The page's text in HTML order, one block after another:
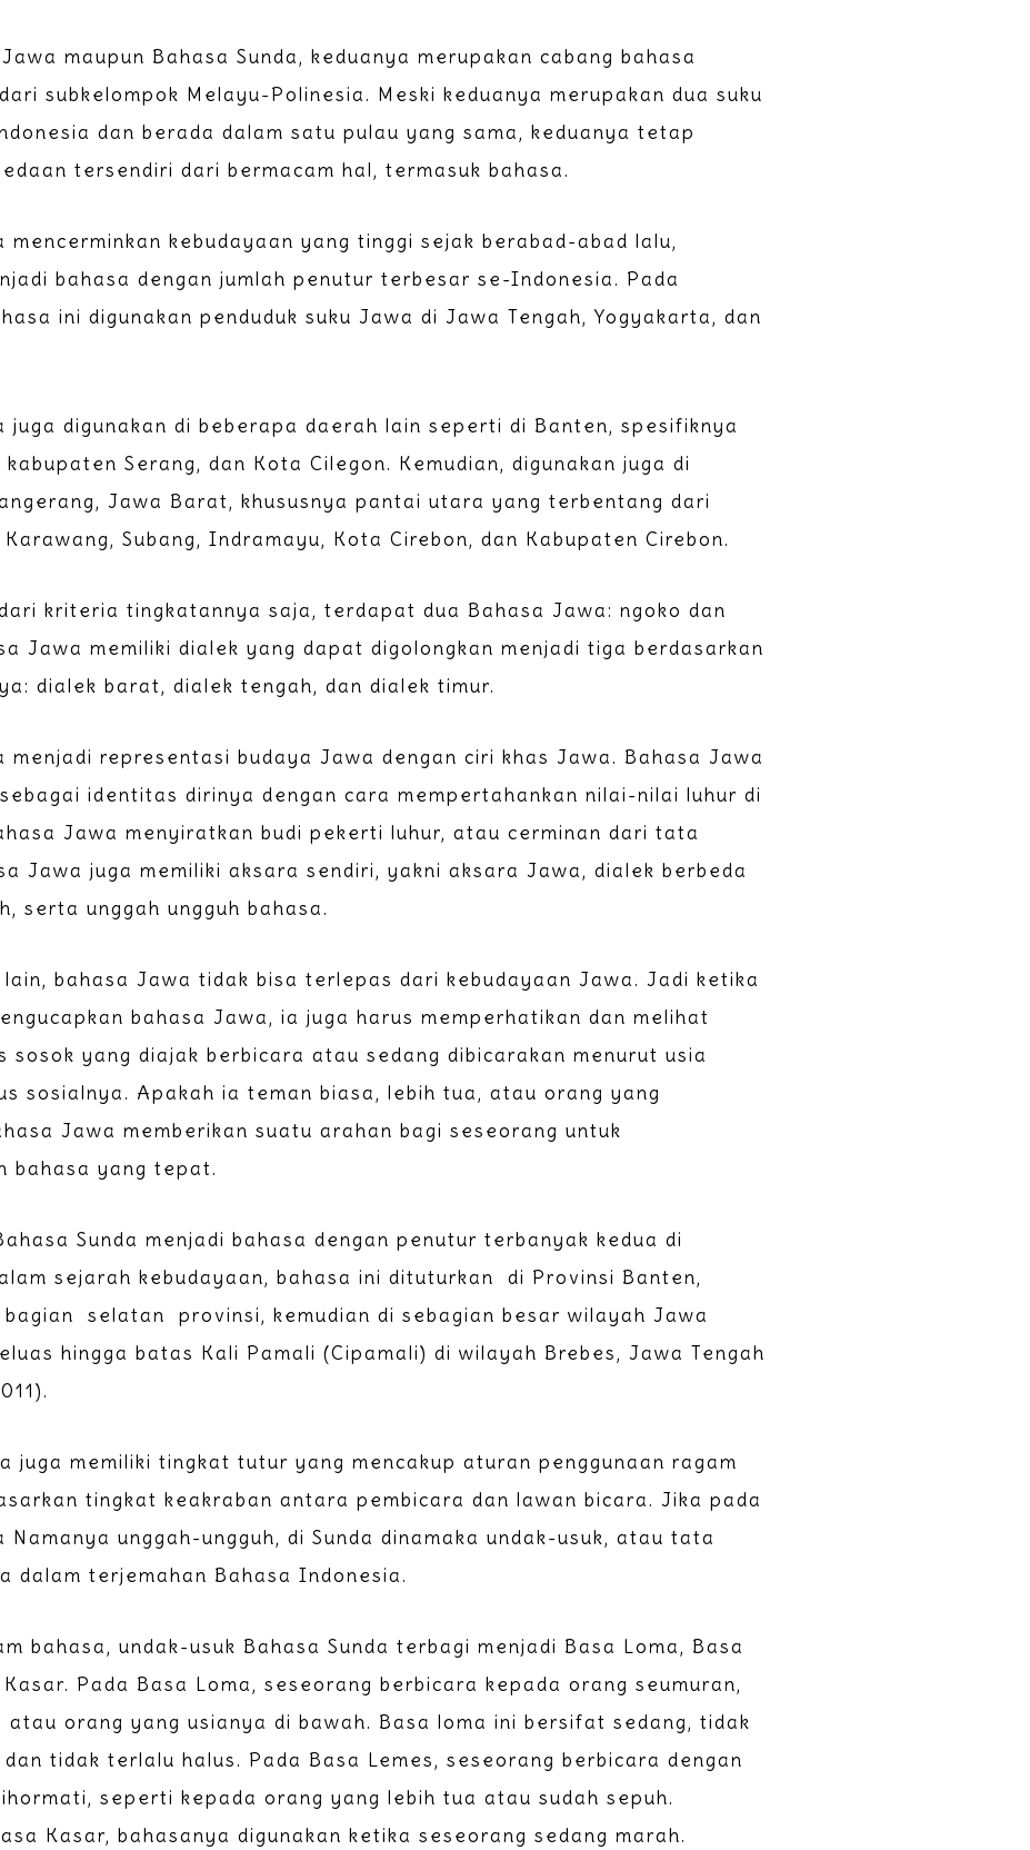
maupun Bahasa Sunda, keduanya merupakan cabang bahasa
subkelompok Melayu-Polinesia. Meski keduanya merupakan dua suku
dan berada dalam satu pulau yang sama, keduanya tetap
tersendiri dari bermacam hal, termasuk bahasa.
mencerminkan kebudayaan yang tinggi sejak berabad-abad lalu,
bahasa dengan jumlah penutur terbesar se-Indonesia. Pada
ini digunakan penduduk suku Jawa di Jawa Tengah, Yogyakarta, dan
juga digunakan di beberapa daerah lain seperti di Banten, spesifiknya
Serang, dan Kota Cilegon. Kemudian, digunakan juga di
Jawa Barat, khususnya pantai utara yang terbentang dari
Subang, Indramayu, Kota Cirebon, dan Kabupaten Cirebon.
kriteria tingkatannya saja, terdapat dua Bahasa Jawa: ngoko dan
Jawa memiliki dialek yang dapat digolongkan menjadi tiga berdasarkan
dialek barat, dialek tengah, dan dialek timur.
menjadi representasi budaya Jawa dengan ciri khas Jawa. Bahasa Jawa
identitas dirinya dengan cara mempertahankan nilai-nilai luhur di
Jawa menyiratkan budi pekerti luhur, atau cerminan dari tata
Jawa juga memiliki aksara sendiri, yakni aksara Jawa, dialek berbeda
serta unggah ungguh bahasa.
lain, bahasa Jawa tidak bisa terlepas dari kebudayaan Jawa. Jadi ketika
bahasa Jawa, ia juga harus memperhatikan dan melihat
sosok yang diajak berbicara atau sedang dibicarakan menurut usia
sosialnya. Apakah ia teman biasa, lebih tua, atau orang yang
Jawa memberikan suatu arahan bagi seseorang untuk
bahasa yang tepat.
Sunda menjadi bahasa dengan penutur terbanyak kedua di
sejarah kebudayaan, bahasa ini dituturkan di Provinsi Banten,
bagian selatan provinsi, kemudian di sebagian besar wilayah Jawa
hingga batas Kali Pamali (Cipamali) di wilayah Brebes, Jawa Tengah
juga memiliki tingkat tutur yang mencakup aturan penggunaan ragam
tingkat keakraban antara pembicara dan lawan bicara. Jika pada
Namanya unggah-ungguh, di Sunda dinamaka undak-usuk, atau tata
dalam terjemahan Bahasa Indonesia.
bahasa, undak-usuk Bahasa Sunda terbagi menjadi Basa Loma, Basa
Kasar. Pada Basa Loma, seseorang berbicara kepada orang seumuran,
atau orang yang usianya di bawah. Basa loma ini bersifat sedang, tidak
tidak terlalu halus. Pada Basa Lemes, seseorang berbicara dengan
seperti kepada orang yang lebih tua atau sudah sepuh.
Kasar, bahasanya digunakan ketika seseorang sedang marah.